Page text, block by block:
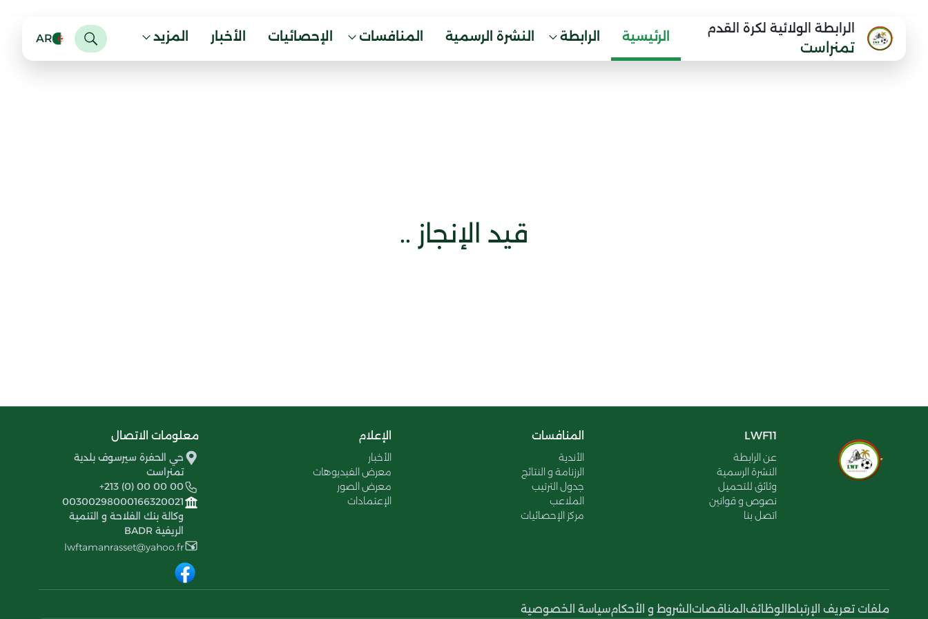
الرابطة الولائية لكرة القدم
تمنراست
الرئيسية الرابطة النشرة الرسمية المنافسات الإحصائيات الأخبار المزيد AR
قيد الإنجاز ..
LWF11
عن الرابطة
النشرة الرسمية
وثائق للتحميل
نصوص و قوانين
اتصل بنا
المنافسات
الأندية
الرزنامة و النتائج
جدول الترتيب
الملاعب
مركز الإحصائيات
الإعلام
الأخبار
معرض الفيديوهات
معرض الصور
الإعتمادات
معلومات الاتصال
حي الحفرة سيرسوف بلدية
تمنراست
+213 (0) 00 00 00
00300298000166320021
وكالة بنك الفلاحة و التنمية
الريفية BADR
lwftamanrasset@yahoo.fr
ملفات تعريف الإرتباط الوظائف المناقصات الشروط و الأحكامسياسة الخصوصية